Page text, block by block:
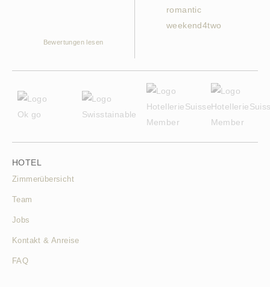
Bewertungen lesen
HOTEL
Zimmerübersicht
Team
Jobs
Kontakt & Anreise
FAQ